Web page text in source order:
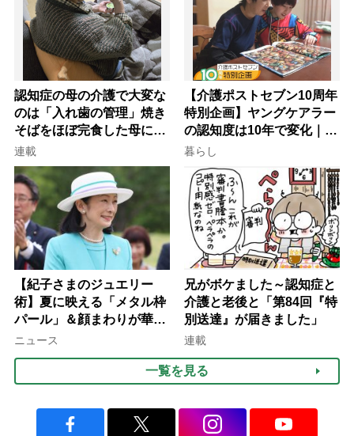
認知症の母の介護で大変な
のは「入れ歯の管理」焼き
そばをほぼ完食した母に息
子が血の気が引いた理由
連載
【介護ポストセブン10周年
特別企画】ヤングケアラー
の認知度は10年で変化｜流
行語大賞にノミネート、法
律にも明記されたが果たし
て現在は？
暮らし
【紀子さまのジュエリー
術】夏に映える「メタル枠
パール」＆顔まわりが華や
ぐ「揺れる一粒」の使い分
ニュース
兄がボケました～認知症と
介護と老後と「第84回『特
別送達』が届きました」
連載
一覧を見る